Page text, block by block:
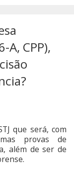
CPP),
que será, com
provas de
além de ser de